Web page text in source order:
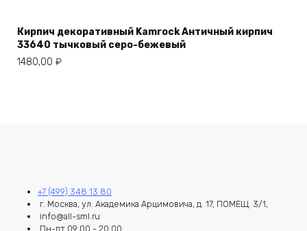
Кирпич декоративный Kamrock Античный кирпич
33640 тычковый серо-бежевый
1480,00 ₽
+7 (499) 348 13 80
г. Москва, ул. Академика Арцимовича, д. 17, ПОМЕЩ. 3/1,
info@all-sml.ru
Пн-пт 09:00 - 20:00